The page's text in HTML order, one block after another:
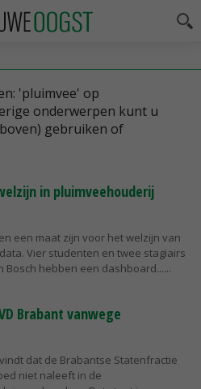
'pluimvee' op
onderwerpen kunt u
gebruiken of
in pluimveehouderij
een maat zijn voor het welzijn van
Vier studenten en twee stagiairs
Bosch hebben een dashboard...
Brabant vanwege
dat de Brabantse Statenfractie
niet naleeft in de